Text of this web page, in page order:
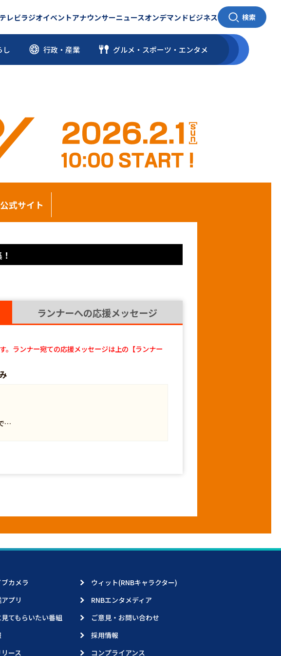
テレビラジオイベントアナウンサーニュースオンデマンドビジネス 検索
し 行政・産業 グルメ・スポーツ ・ エンタメ
公式サイト
ランナーへの応援メッセージ
ランナー宛ての応援メッセージは上の【ランナー
…
カメラ
ウィット(RNBキャラクター)
プリ
RNBエンタメディア
てもらいたい番組
ご意見・お問い合わせ
採用情報
ース
コンプライアンス